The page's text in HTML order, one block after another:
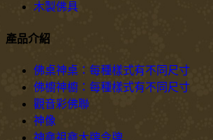
木製佛具
產品介紹
佛桌神桌：每種樣式有不同尺寸
佛櫥神櫥：每種樣式有不同尺寸
觀音彩佛聯
神像
神龕祖龕大牌令牌